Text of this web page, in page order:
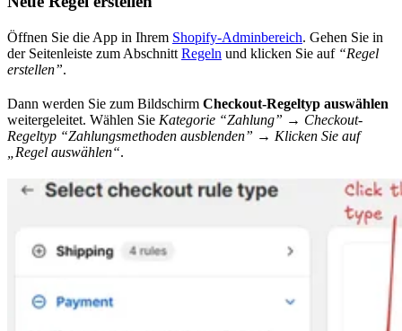
Öffnen Sie die App in Ihrem Shopify-Adminbereich. Gehen Sie in
der Seitenleiste zum Abschnitt Regeln und klicken Sie auf “Regel
erstellen”.
Dann werden Sie zum Bildschirm Checkout-Regeltyp auswählen
weitergeleitet. Wählen Sie Kategorie “Zahlung” → Checkout-
Regeltyp “Zahlungsmethoden ausblenden” → Klicken Sie auf
„Regel auswählen“.